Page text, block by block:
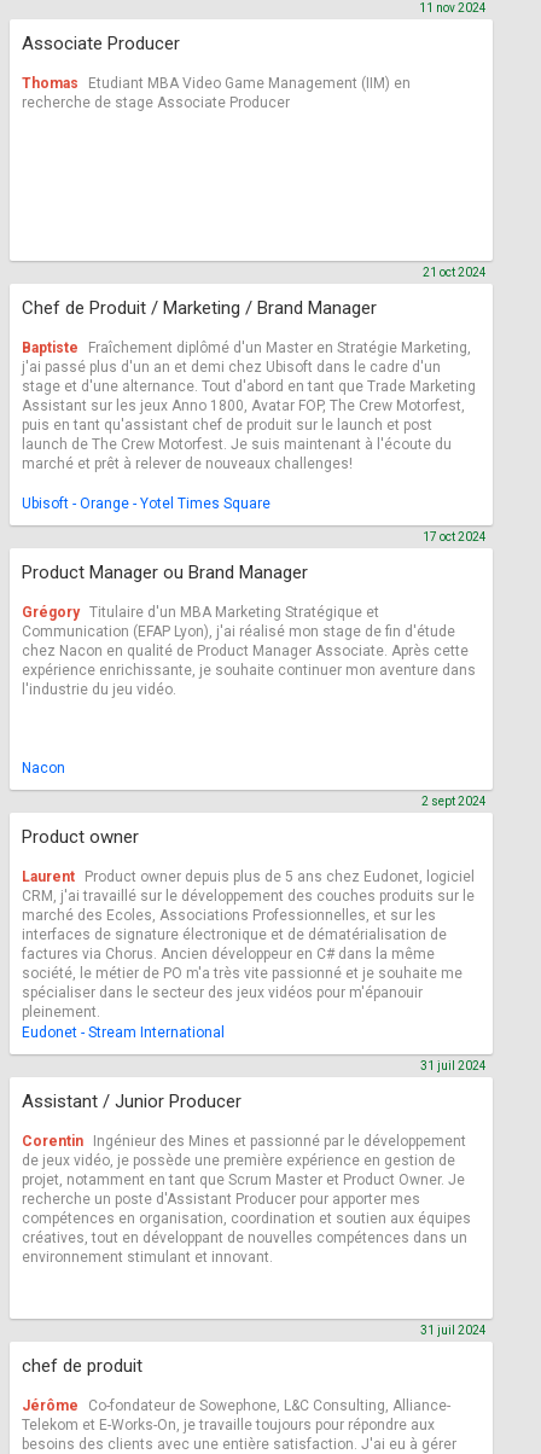
Associate Producer
11 nov 2024
Thomas
Etudiant MBA Video Game Management (IIM) en
recherche de stage Associate Producer
Chef de Produit / Marketing / Brand Manager
21 oct 2024
Baptiste
Fraîchement diplômé d'un Master en Stratégie Marketing,
j'ai passé plus d'un an et demi chez Ubisoft dans le cadre d'un
stage et d'une alternance. Tout d'abord en tant que Trade Marketing
Assistant sur les jeux Anno 1800, Avatar FOP, The Crew Motorfest,
puis en tant qu'assistant chef de produit sur le launch et post
launch de The Crew Motorfest. Je suis maintenant à l'écoute du
marché et prêt à relever de nouveaux challenges!
Ubisoft - Orange - Yotel Times Square
Product Manager ou Brand Manager
17 oct 2024
Grégory Titulaire d'un MBA Marketing Stratégique et
Communication (EFAP Lyon), j'ai réalisé mon stage de fin d'étude
chez Nacon en qualité de Product Manager Associate. Après cette
expérience enrichissante, je souhaite continuer mon aventure dans
l'industrie du jeu vidéo.
Nacon
Product owner
2 sept 2024
Laurent
Product owner depuis plus de 5 ans chez Eudonet, logiciel
CRM, j'ai travaillé sur le développement des couches produits sur le
marché des Ecoles, Associations Professionnelles, et sur les
interfaces de signature électronique et de dématérialisation de
factures via Chorus. Ancien développeur en C# dans la même
société, le métier de PO m'a très vite passionné et je souhaite me
spécialiser dans le secteur des jeux vidéos pour m'épanouir
pleinement.
Eudonet - Stream International
Assistant / Junior Producer
31 juil 2024
Corentin
Ingénieur des Mines et passionné par le développement
de jeux vidéo, je possède une première expérience en gestion de
projet, notamment en tant que Scrum Master et Product Owner. Je
recherche un poste d'Assistant Producer pour apporter mes
compétences en organisation, coordination et soutien aux équipes
créatives, tout en développant de nouvelles compétences dans un
environnement stimulant et innovant.
chef de produit
31 juil 2024
Jérôme
Co-fondateur de Sowephone, L&C Consulting, Alliance-
Telekom et E-Works-On, je travaille toujours pour répondre aux
besoins des clients avec une entière satisfaction. J'ai eu à gérer